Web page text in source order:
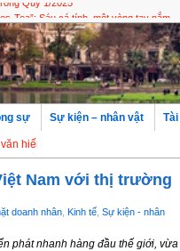
Quý 1/2025
sự Sự kiện – nhân vật
Nam với thị trường
doanh nhân Kinh tế Sự kiện - nhân
phát nhanh hàng đầu thế giới, vừa